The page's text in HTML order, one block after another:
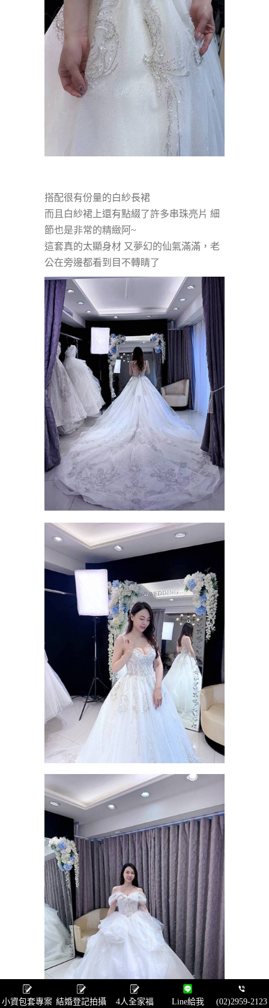
搭配很有份量的白紗長裙
而且白紗裙上還有點綴了許多串珠亮片 細
節也是非常的精緻阿~
這套真的太顯身材 又夢幻的仙氣滿滿，老
公在旁邊都看到目不轉睛了
小資包套專案 結婚登記拍攝 4人全家福 Line給我 (02)2959-2123